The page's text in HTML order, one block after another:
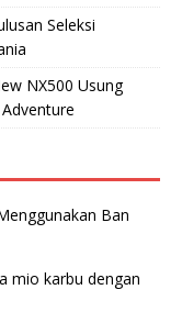
Seleksi
NX500 Usung
Ban
mio karbu dengan